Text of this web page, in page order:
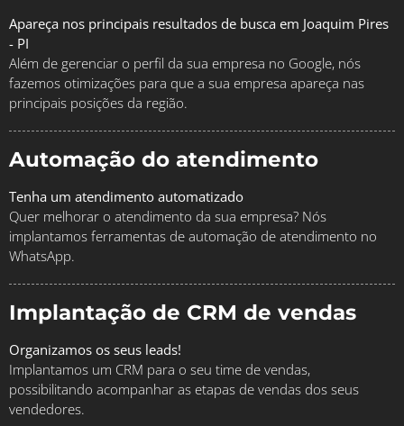
Apareça nos principais resultados de busca em Joaquim Pires
- PI
Além de gerenciar o perfil da sua empresa no Google, nós
fazemos otimizações para que a sua empresa apareça nas
principais posições da região.
Automação do atendimento
Tenha um atendimento automatizado
Quer melhorar o atendimento da sua empresa? Nós
implantamos ferramentas de automação de atendimento no
WhatsApp.
Implantação de CRM de vendas
Organizamos os seus leads!
Implantamos um CRM para o seu time de vendas,
possibilitando acompanhar as etapas de vendas dos seus
vendedores.